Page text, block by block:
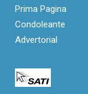
Prima Pagina
Condoleante
Advertorial